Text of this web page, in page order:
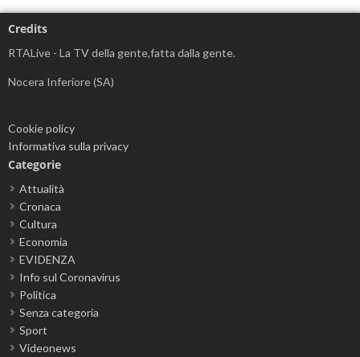
Credits
RTALive - La TV della gente,fatta dalla gente.
Nocera Inferiore (SA)
Cookie policy
Informativa sulla privacy
Categorie
Attualità
Cronaca
Cultura
Economia
EVIDENZA
Info sul Coronavirus
Politica
Senza categoria
Sport
Videonews